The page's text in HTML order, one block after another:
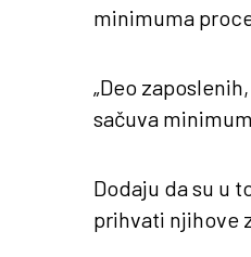
minimuma
„Deo
sačuva
Dodaju da su u
prihvati njihove